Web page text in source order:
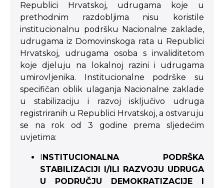
Republici Hrvatskoj, udrugama koje u
prethodnim razdobljima nisu koristile
institucionalnu podršku Nacionalne zaklade,
udrugama iz Domovinskoga rata u Republici
Hrvatskoj, udrugama osoba s invaliditetom
koje djeluju na lokalnoj razini i udrugama
umirovljenika. Institucionalne podrške su
specifičan oblik ulaganja Nacionalne zaklade
u stabilizaciju i razvoj isključivo udruga
registriranih u Republici Hrvatskoj, a ostvaruju
se na rok od 3 godine prema sljedećim
uvjetima:
INSTITUCIONALNA PODRŠKA
STABILIZACIJI I/ILI RAZVOJU UDRUGA
U PODRUČJU DEMOKRATIZACIJE I